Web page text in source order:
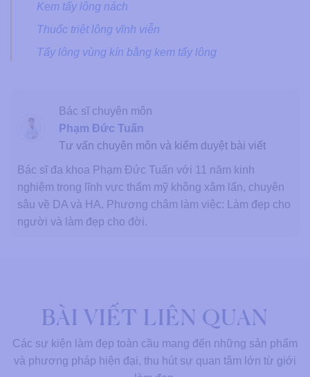
Kem tẩy lông nách
Thuốc triệt lông vĩnh viễn
Tẩy lông vùng kín bằng kem tẩy lông
Bác sĩ chuyên môn
Phạm Đức Tuấn
Tư vấn chuyên môn và kiểm duyệt bài viết
Bác sĩ đa khoa Phạm Đức Tuấn với 11 năm kinh
nghiệm trong lĩnh vực thẩm mỹ không xâm lấn, chuyên
sâu về DA và HA. Phương châm làm việc: Làm đẹp cho
người và làm đẹp cho đời.
BÀI VIẾT LIÊN QUAN
Các sự kiện làm đẹp toàn cầu mang đến những sản phẩm
và phương pháp hiện đại, thu hút sự quan tâm lớn từ giới